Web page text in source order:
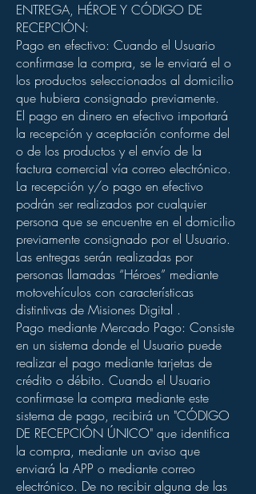
ENTREGA, HÉROE Y CÓDIGO DE
RECEPCIÓN:
Pago en efectivo: Cuando el Usuario
confirmase la compra, se le enviará el o
los productos seleccionados al domicilio
que hubiera consignado previamente.
El pago en dinero en efectivo importará
la recepción y aceptación conforme del
o de los productos y el envío de la
factura comercial vía correo electrónico.
La recepción y/o pago en efectivo
podrán ser realizados por cualquier
persona que se encuentre en el domicilio
previamente consignado por el Usuario.
Las entregas serán realizadas por
personas llamadas “Héroes” mediante
motovehículos con características
distintivas de Misiones Digital .
Pago mediante Mercado Pago: Consiste
en un sistema donde el Usuario puede
realizar el pago mediante tarjetas de
crédito o débito. Cuando el Usuario
confirmase la compra mediante este
sistema de pago, recibirá un "CÓDIGO
DE RECEPCIÓN ÚNICO" que identifica
la compra, mediante un aviso que
enviará la APP o mediante correo
electrónico. De no recibir alguna de las